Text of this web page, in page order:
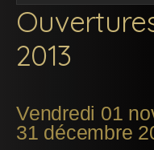
2013
Vendredi 01
31 décembre